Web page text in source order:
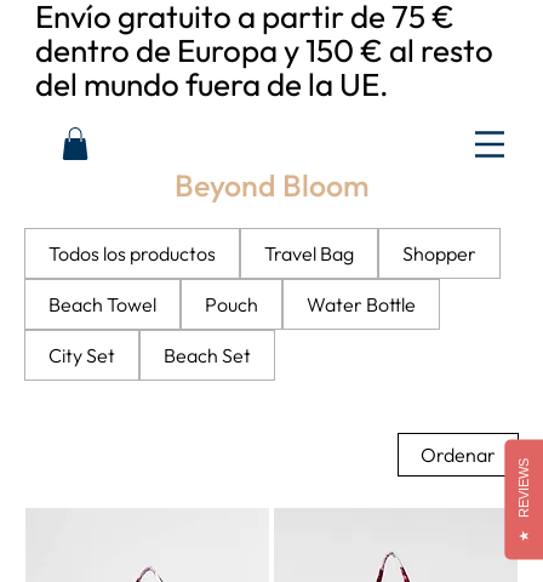
Envío gratuito a partir de 75 €
dentro de Europa y 150 € al resto
del mundo fuera de la UE.
Beyond Bloom
Todos los productos Travel Bag Shopper
Beach Towel Pouch Water Bottle
City Set Beach Set
Ordenar
★
REVIEWS